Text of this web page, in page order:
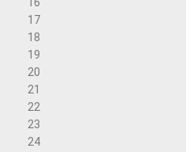
17
18
19
20
21
22
23
24